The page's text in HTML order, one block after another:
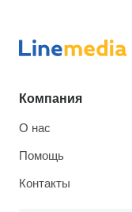
Компания
О нас
Помощь
Контакты